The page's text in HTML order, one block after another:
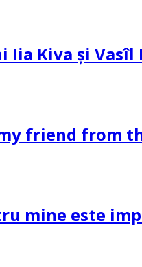
Kiva și Vasîl
friend from
mine este